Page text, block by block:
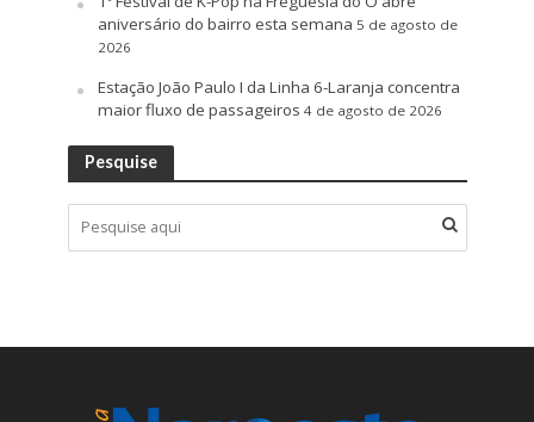
aniversário do bairro esta semana 5 de agosto de
2026
Estação João Paulo I da Linha 6-Laranja concentra
maior fluxo de passageiros 4 de agosto de 2026
Pesquise